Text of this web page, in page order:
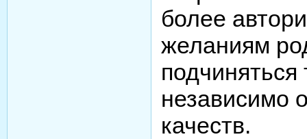
более
желаниям
подчиняться
независимо
качеств.